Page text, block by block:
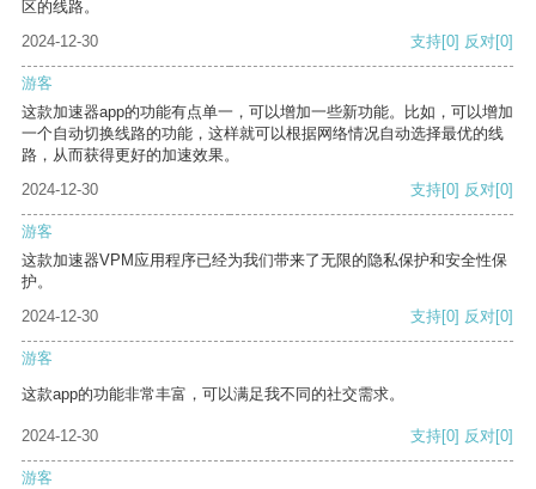
区的线路。
2024-12-30
支持[0] 反对[0]
游客
这款加速器app的功能有点单一，可以增加一些新功能。比如，可以增加
一个自动切换线路的功能，这样就可以根据网络情况自动选择最优的线
路，从而获得更好的加速效果。
2024-12-30
支持[0] 反对[0]
游客
这款加速器VPM应用程序已经为我们带来了无限的隐私保护和安全性保
护。
2024-12-30
支持[0] 反对[0]
游客
这款app的功能非常丰富，可以满足我不同的社交需求。
2024-12-30 支持[0] 反对[0]
游客